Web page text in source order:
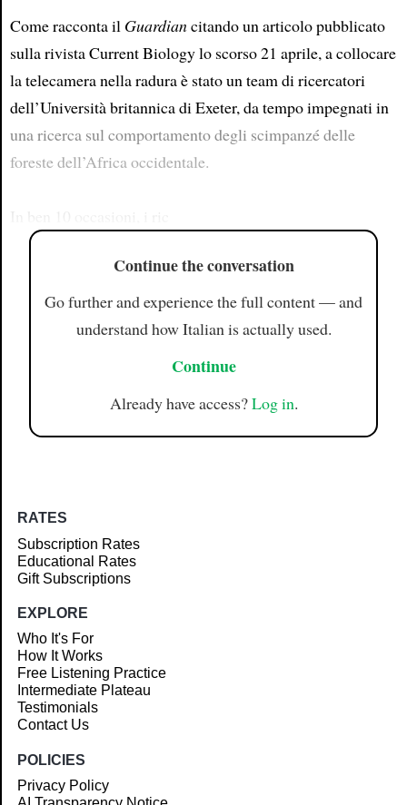
Come racconta il Guardiancitando un articolo pubblicato
sulla rivista Current Biology lo scorso 21 aprile, a collocare
la telecamera nella radura è stato un team di ricercatori
dell’Università britannica di Exeter, da tempo impegnati in
una ricerca sul comportamento degli scimpanzé delle
foreste dell’Africa occidentale.
Continue the conversation
Go further and experience the full content — and
understand how Italian is actually used.
Continue
Already have access?Log in.
RATES
Subscription Rates
Educational Rates
Gift Subscriptions
EXPLORE
Who It's For
How It Works
Free Listening Practice
Intermediate Plateau
Testimonials
Contact Us
POLICIES
Privacy Policy